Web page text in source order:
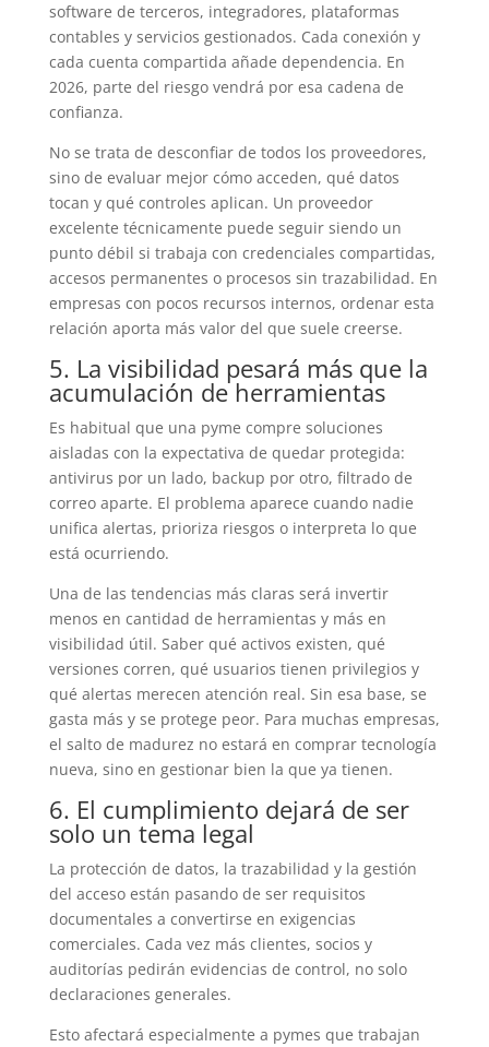
software de terceros, integradores, plataformas
contables y servicios gestionados. Cada conexión y
cada cuenta compartida añade dependencia. En
2026, parte del riesgo vendrá por esa cadena de
confianza.
No se trata de desconfiar de todos los proveedores,
sino de evaluar mejor cómo acceden, qué datos
tocan y qué controles aplican. Un proveedor
excelente técnicamente puede seguir siendo un
punto débil si trabaja con credenciales compartidas,
accesos permanentes o procesos sin trazabilidad. En
empresas con pocos recursos internos, ordenar esta
relación aporta más valor del que suele creerse.
5. La visibilidad pesará más que la
acumulación de herramientas
Es habitual que una pyme compre soluciones
aisladas con la expectativa de quedar protegida:
antivirus por un lado, backup por otro, filtrado de
correo aparte. El problema aparece cuando nadie
unifica alertas, prioriza riesgos o interpreta lo que
está ocurriendo.
Una de las tendencias más claras será invertir
menos en cantidad de herramientas y más en
visibilidad útil. Saber qué activos existen, qué
versiones corren, qué usuarios tienen privilegios y
qué alertas merecen atención real. Sin esa base, se
gasta más y se protege peor. Para muchas empresas,
el salto de madurez no estará en comprar tecnología
nueva, sino en gestionar bien la que ya tienen.
6. El cumplimiento dejará de ser
solo un tema legal
La protección de datos, la trazabilidad y la gestión
del acceso están pasando de ser requisitos
documentales a convertirse en exigencias
comerciales. Cada vez más clientes, socios y
auditorías pedirán evidencias de control, no solo
declaraciones generales.
Esto afectará especialmente a pymes que trabajan